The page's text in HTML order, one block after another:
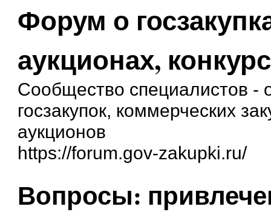
Форум о
аукционах,
Сообщество специалистов -
госзакупок, коммерческих
аукционов
https://forum.gov-zakupki.ru/
Вопросы: